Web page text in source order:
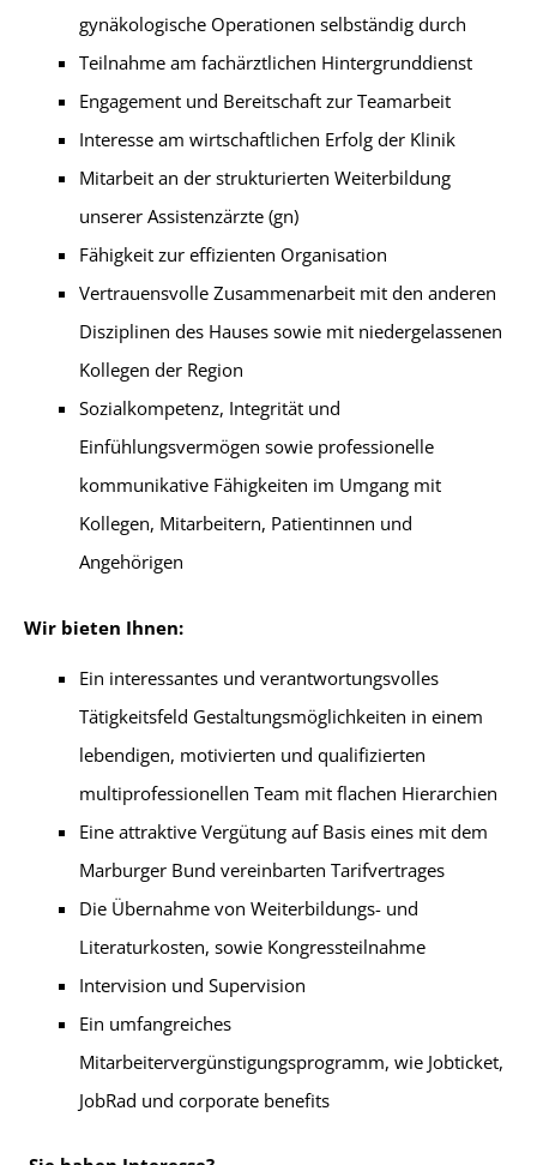
gynäkologische Operationen selbständig durch
Teilnahme am fachärztlichen Hintergrunddienst
Engagement und Bereitschaft zur Teamarbeit
Interesse am wirtschaftlichen Erfolg der Klinik
Mitarbeit an der strukturierten Weiterbildung
unserer Assistenzärzte (gn)
Fähigkeit zur effizienten Organisation
Vertrauensvolle Zusammenarbeit mit den anderen
Disziplinen des Hauses sowie mit niedergelassenen
Kollegen der Region
Sozialkompetenz, Integrität und
Einfühlungsvermögen sowie professionelle
kommunikative Fähigkeiten im Umgang mit
Kollegen, Mitarbeitern, Patientinnen und
Angehörigen
Wir bieten Ihnen:
Ein interessantes und verantwortungsvolles
Tätigkeitsfeld Gestaltungsmöglichkeiten in einem
lebendigen, motivierten und qualifizierten
multiprofessionellen Team mit flachen Hierarchien
Eine attraktive Vergütung auf Basis eines mit dem
Marburger Bund vereinbarten Tarifvertrages
Die Übernahme von Weiterbildungs- und
Literaturkosten, sowie Kongressteilnahme
Intervision und Supervision
Ein umfangreiches
Mitarbeitervergünstigungsprogramm, wie Jobticket,
JobRad und corporate benefits